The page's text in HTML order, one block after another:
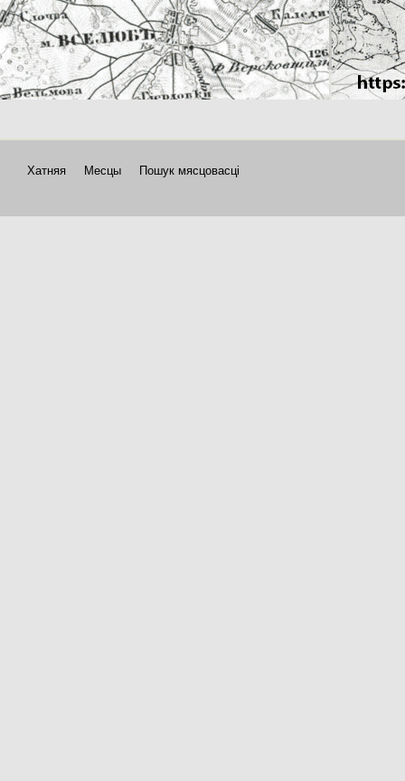
Хатняя Месцы Пошук мясцовасці